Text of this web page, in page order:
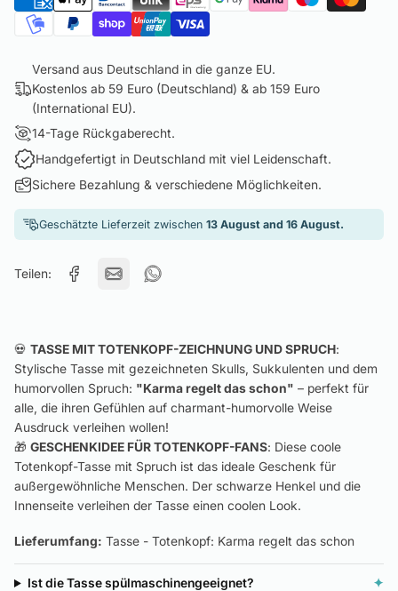
Versand aus Deutschland in die ganze EU.
Kostenlos ab 59 Euro (Deutschland) & ab 159 Euro
(International EU).
14-Tage Rückgaberecht.
Handgefertigt in Deutschland mit viel Leidenschaft.
Sichere Bezahlung & verschiedene Möglichkeiten.
Geschätzte Lieferzeit zwischen 13 August and 16 August.
Teilen:
💀 TASSE MIT TOTENKOPF-ZEICHNUNG UND SPRUCH:
Stylische Tasse mit gezeichneten Skulls, Sukkulenten und dem
humorvollen Spruch: "Karma regelt das schon" – perfekt für
alle, die ihren Gefühlen auf charmant-humorvolle Weise
Ausdruck verleihen wollen!
🎁 GESCHENKIDEE FÜR TOTENKOPF-FANS: Diese coole
Totenkopf-Tasse mit Spruch ist das ideale Geschenk für
außergewöhnliche Menschen. Der schwarze Henkel und die
Innenseite verleihen der Tasse einen coolen Look.
Lieferumfang: Tasse - Totenkopf: Karma regelt das schon
Ist die Tasse spülmaschinengeeignet? ✦